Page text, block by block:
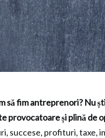
să fim antreprenori? Nu
provocatoare și plină de
succese, profituri, taxe,